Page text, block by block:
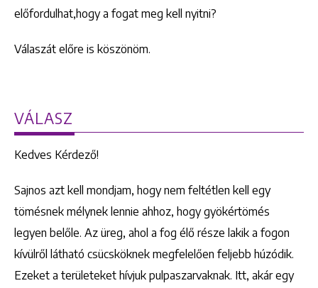
előfordulhat,hogy a fogat meg kell nyitni?
Válaszát előre is köszönöm.
VÁLASZ
Kedves Kérdező!
Sajnos azt kell mondjam, hogy nem feltétlen kell egy
tömésnek mélynek lennie ahhoz, hogy gyökértömés
legyen belőle. Az üreg, ahol a fog élő része lakik a fogon
kívülről látható csücsköknek megfelelően feljebb húzódik.
Ezeket a területeket hívjuk pulpaszarvaknak. Itt, akár egy